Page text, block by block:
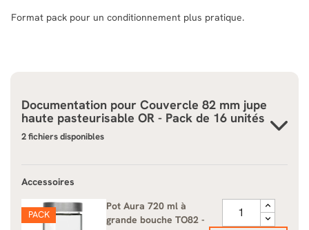
Format pack pour un conditionnement plus pratique.
Documentation pour Couvercle 82 mm jupe
haute pasteurisable OR - Pack de 16 unités
2 fichiers disponibles
Accessoires
Pot Aura 720 ml à
grande bouche TO82 -
PACK